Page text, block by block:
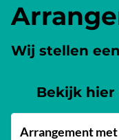
Wij stellen
Bekijk hier
Arrangement met